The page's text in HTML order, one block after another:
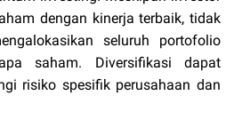
dengan kinerja terbaik, tidak
seluruh portofolio
saham. Diversifikasi dapat
risiko spesifik perusahaan dan